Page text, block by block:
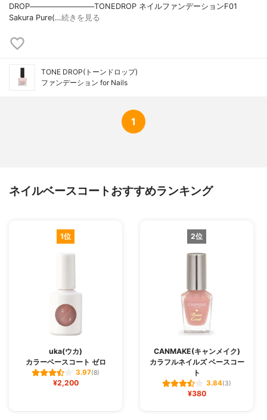
DROP────────────TONEDROP ネイルファンデーションF01
Sakura Pure(…続きを見る
TONE DROP(トーンドロップ)
ファンデーション for Nails
1
ネイルベースコートおすすめランキング
1位
uka(ウカ)
カラーベースコート ゼロ
3.97(8)
¥2,200
2位
CANMAKE(キャンメイク)
カラフルネイルズ ベースコー
ト
3.84(3)
¥380